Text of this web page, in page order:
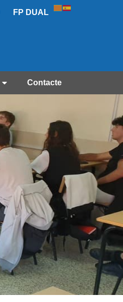
FP DUAL
Contacte